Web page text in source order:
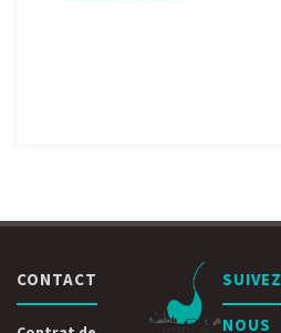
CONTACT SUIVEZ
NOUS